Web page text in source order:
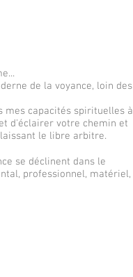
de la voyance, loin des
mes capacités spirituelles à
d'éclairer votre chemin et
le libre arbitre.
se déclinent dans le
professionnel, matériel,